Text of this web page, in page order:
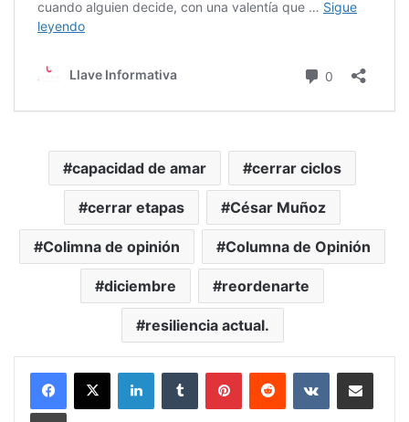
capacidad de amar cerrar ciclos
cerrar etapas César Muñoz
Colimna de opinión Columna de Opinión
diciembre reordenarte
resiliencia actual.
LinkedInTumblr PinterestReddit VKontakteCompartir vía Mail
Print